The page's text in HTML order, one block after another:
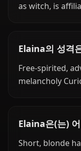
as witch, is
Elaina의 성격
Free-spirited,
melancholy
Elaina은(는)
Short, blonde